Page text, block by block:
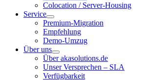
Colocation / Server-Housing
Service
Premium-Migration
Empfehlung
Demo-Umzug
Über uns
Über akasolutions.de
Unser Versprechen – SLA
Verfügbarkeit